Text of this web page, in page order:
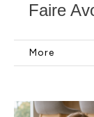
Faire
More